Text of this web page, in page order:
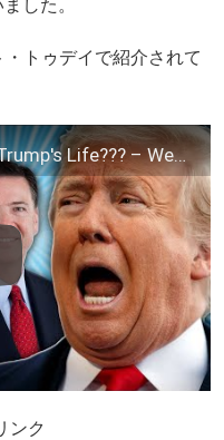
トゥデイで紹介されて
Did James Comey Threaten Trump's Life??? – Weekly Weird News
ンク